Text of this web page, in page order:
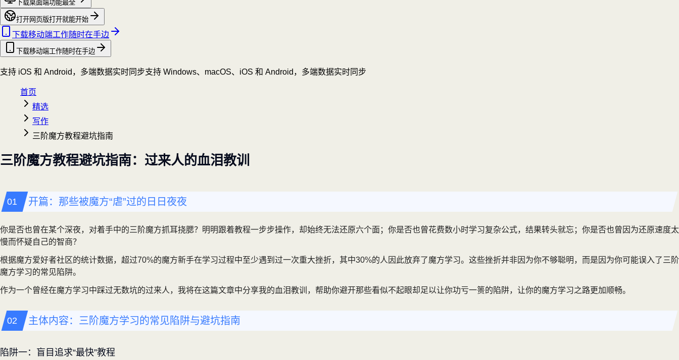
下载桌面端功能最全
打开网页版打开就能开始
下载移动端工作随时在手边
下载移动端工作随时在手边
支持 iOS 和 Android，多端数据实时同步支持 Windows、macOS、iOS 和 Android，多端数据实时同步
首页
精选
写作
三阶魔方教程避坑指南
三阶魔方教程避坑指南：过来人的血泪教训
开篇：那些被魔方“虐”过的日日夜夜
你是否也曾在某个深夜，对着手中的三阶魔方抓耳挠腮？明明跟着教程一步步操作，却始终无法还原六个面；你是否也曾花费数小时学习复杂公式，结果转头就忘；你是否也曾因为还原速度太
慢而怀疑自己的智商？
根据魔方爱好者社区的统计数据，超过70%的魔方新手在学习过程中至少遇到过一次重大挫折，其中30%的人因此放弃了魔方学习。这些挫折并非因为你不够聪明，而是因为你可能误入了三阶
魔方学习的常见陷阱。
作为一个曾经在魔方学习中踩过无数坑的过来人，我将在这篇文章中分享我的血泪教训，帮助你避开那些看似不起眼却足以让你功亏一篑的陷阱，让你的魔方学习之路更加顺畅。
主体内容：三阶魔方学习的常见陷阱与避坑指南
陷阱一：盲目追求“最快”教程